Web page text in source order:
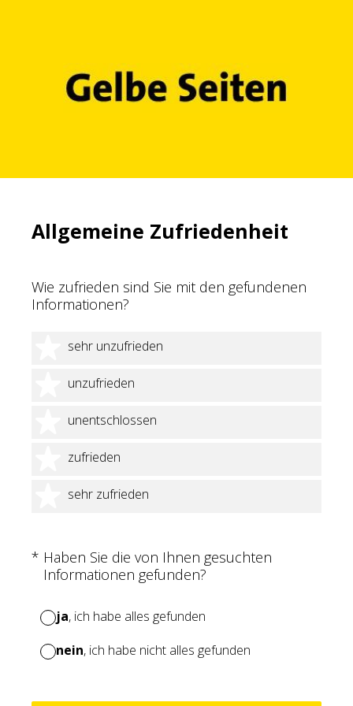
Allgemeine Zufriedenheit
Wie zufrieden sind Sie mit den gefundenen
Informationen?
sehr unzufrieden
1 Stern
unzufrieden
2 Sterne
unentschlossen
3 Sterne
zufrieden
4 Sterne
sehr zufrieden
5 Sterne
* Haben Sie die von Ihnen gesuchten
Informationen gefunden?
(Erforderlich.)
ja, ich habe alles gefunden
nein, ich habe nicht alles gefunden